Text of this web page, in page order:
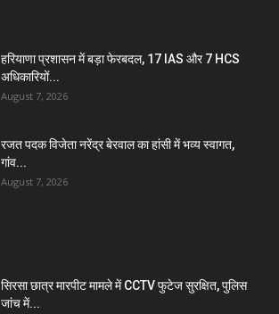
हरियाणा प्रशासन में बड़ा फेरबदल, 17 IAS और 7 HCS
अधिकारियों...
August 7, 2026
रजत पदक विजेता नरेंद्र बेरवाल का हांसी में भव्य स्वागत,
गांव...
August 7, 2026
सिरसा छात्र मारपीट मामले में CCTV फुटेज सुरक्षित, पुलिस
जांच में...